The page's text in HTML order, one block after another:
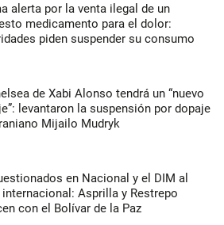
alerta por la venta ilegal de un
medicamento para el dolor:
piden suspender su consumo
de Xabi Alonso tendrá un “nuevo
levantaron la suspensión por dopaje
Mijailo Mudryk
en Nacional y el DIM al
Asprilla y Restrepo
con el Bolívar de la Paz